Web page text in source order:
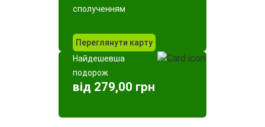
сполученням
Переглянути карту
Найдешевша
подорож
від 279,00 грн